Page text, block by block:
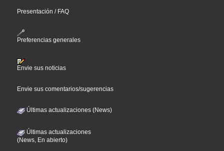
Presentación / FAQ
Preferencias generales
Envie sus noticias
Envie sus comentarios/sugerencias
Últimas actualizaciones (News)
Últimas actualizaciones
(News, En abierto)